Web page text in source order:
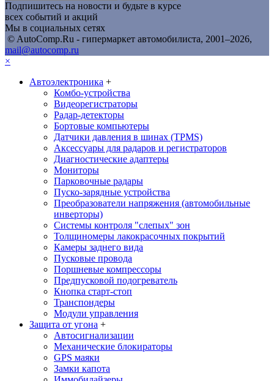
Подпишитесь на новости и будьте в курсе
всех событий и акций
Мы в социальных сетях
© AutoComp.Ru - гипермаркет автомобилиста, 2001–2026,
mail@autocomp.ru
×
Автоэлектроника +
Комбо-устройства
Видеорегистраторы
Радар-детекторы
Бортовые компьютеры
Датчики давления в шинах (TPMS)
Аксессуары для радаров и регистраторов
Диагностические адаптеры
Мониторы
Парковочные радары
Пуско-зарядные устройства
Преобразователи напряжения (автомобильные
инверторы)
Системы контроля "слепых" зон
Толщиномеры лакокрасочных покрытий
Камеры заднего вида
Пусковые провода
Поршневые компрессоры
Предпусковой подогреватель
Кнопка старт-стоп
Транспондеры
Модули управления
Защита от угона +
Автосигнализации
Механические блoкираторы
GPS маяки
Замки капота